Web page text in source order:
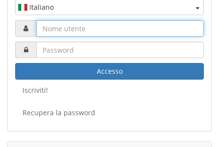
Italiano
Accesso
Iscriviti!
Recupera la password